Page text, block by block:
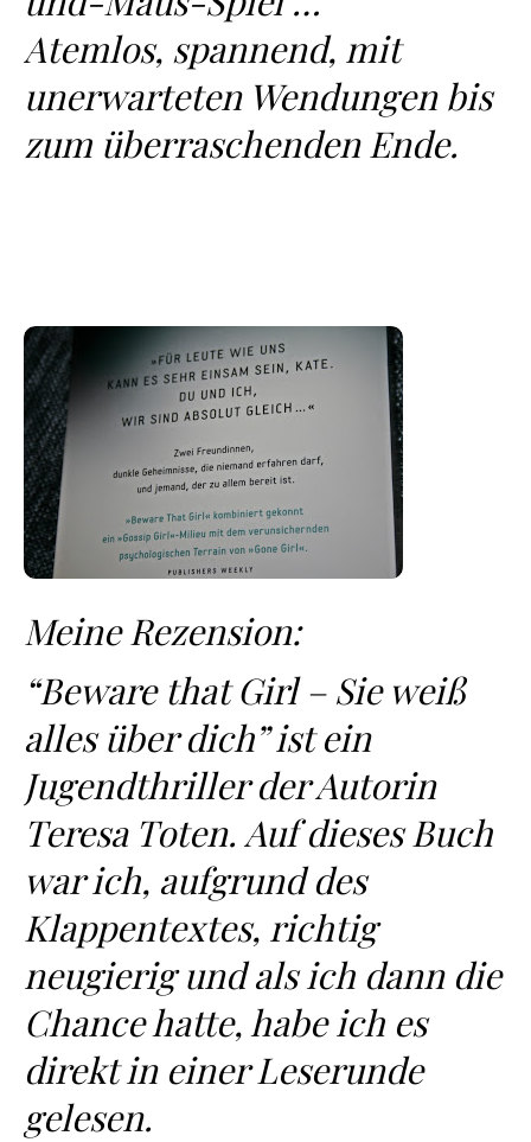
Atemlos, spannend, mit
unerwarteten Wendungen bis
zum überraschenden Ende.
Meine Rezension:
“Beware that Girl – Sie weiß
alles über dich” ist ein
Jugendthriller der Autorin
Teresa Toten. Auf dieses Buch
war ich, aufgrund des
Klappentextes, richtig
neugierig und als ich dann die
Chance hatte, habe ich es
direkt in einer Leserunde
gelesen.